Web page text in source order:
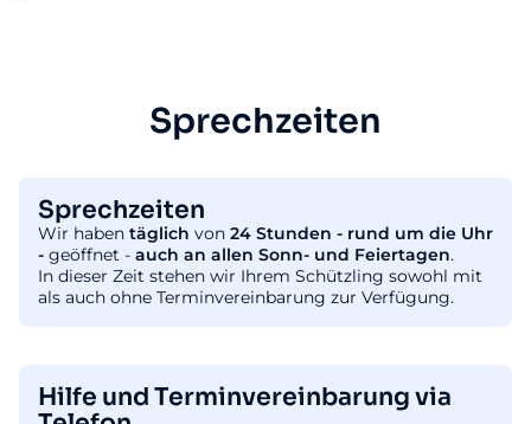
Sprechzeiten
Sprechzeiten
Wir haben täglich von 24 Stunden - rund um die Uhr
- geöffnet - auch an allen Sonn- und Feiertagen.
In dieser Zeit stehen wir Ihrem Schützling sowohl mit
als auch ohne Terminvereinbarung zur Verfügung.
Hilfe und Terminvereinbarung via